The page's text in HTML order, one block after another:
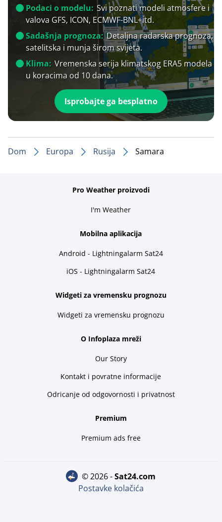
Podaci o modelu: Svi poznati modeli atmosfere i
valova GFS, ICON, ECMWF-BNL+itd.
Sadašnja prognoza: Detaljna radarska prognoza,
satelitska i munja širom svijeta.
Klima: Vremenska serija klimatskog ERA5 modela
u koracima od 10 dana.
Isprobajte ga besplatno
Dom Europa Rusija Samara
Pro Weather proizvodi
I'm Weather
Mobilna aplikacija
Android - Lightningalarm Sat24
iOS - Lightningalarm Sat24
Widgeti za vremensku prognozu
Widgeti za vremensku prognozu
O Infoplaza mreži
Our Story
Kontakt i povratne informacije
Odricanje od odgovornosti i privatnost
Premium
Premium ads free
© 2026 - sat24.com
Postavke kolačića